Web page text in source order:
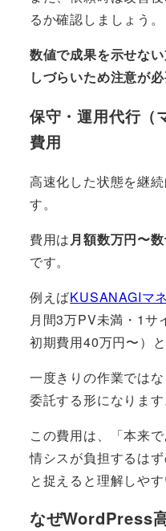
るか確認しましょう。
数値で成果を示せな
しづらいため注意が必
保守・運用代行（
費用
高速化した状態を継
す。
費用は 月額数万円〜
です。
例えばKUSANAGIマ
月間3万PV未満・1サ
初期費用40万円〜）
一度きりの作業では
委託する形になります
この費用は、「本来
情シスが負担するは
と捉えると理解しやす
なぜWordPress